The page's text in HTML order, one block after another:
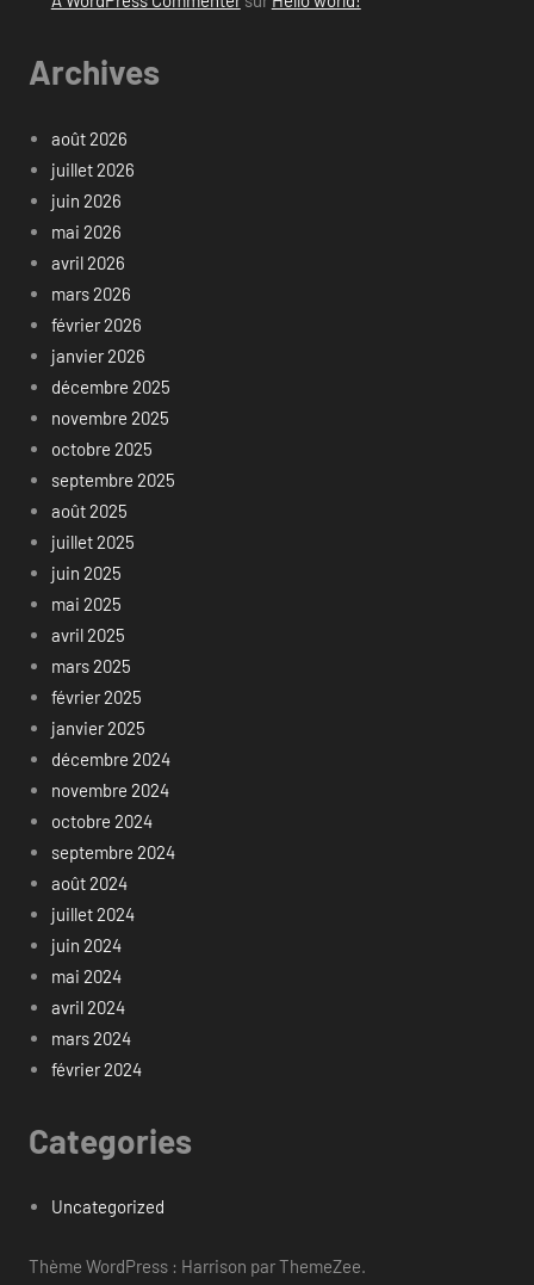
Archives
août 2026
juillet 2026
juin 2026
mai 2026
avril 2026
mars 2026
février 2026
janvier 2026
décembre 2025
novembre 2025
octobre 2025
septembre 2025
août 2025
juillet 2025
juin 2025
mai 2025
avril 2025
mars 2025
février 2025
janvier 2025
décembre 2024
novembre 2024
octobre 2024
septembre 2024
août 2024
juillet 2024
juin 2024
mai 2024
avril 2024
mars 2024
février 2024
Categories
Uncategorized
Thème WordPress : Harrison par ThemeZee.